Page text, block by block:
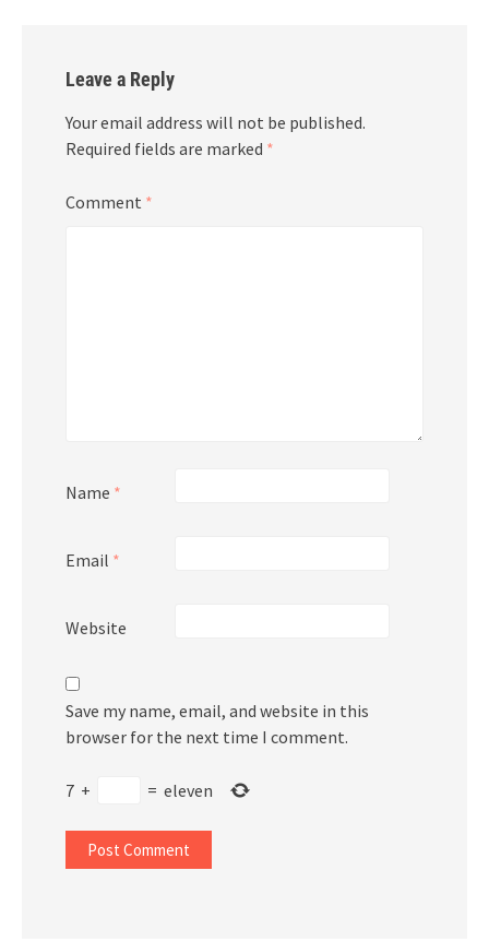
Leave a Reply
Your email address will not be published.
Required fields are marked *
Comment *
Name *
Email *
Website
Save my name, email, and website in this
browser for the next time I comment.
7 + = eleven